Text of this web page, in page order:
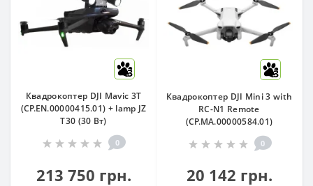
3
Квадрокоптер DJI Mavic 3T
(CP.EN.00000415.01) + lamp JZ
T30 (30 Вт)
0
213 750 грн.
3
Квадрокоптер DJI Mini 3 with
RC-N1 Remote
(CP.MA.00000584.01)
0
20 142 грн.